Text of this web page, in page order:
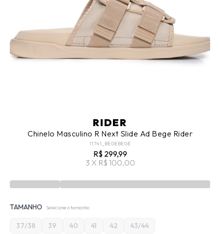
RIDER
Chinelo Masculino R Next Slide Ad Bege Rider
11741_BEGEBEGE
R$ 299,99
3 X R$ 100,00
TAMANHO Selecione o tamanho
37/38 39 40 41 42 43/44